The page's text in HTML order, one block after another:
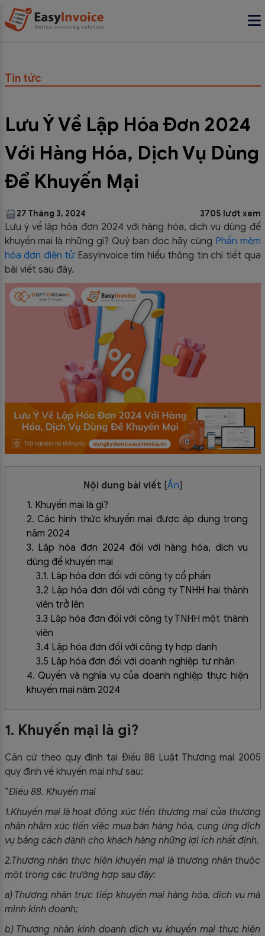
Tin tức
Lưu Ý Về Lập Hóa Đơn 2024
Với Hàng Hóa, Dịch Vụ Dùng
Để Khuyến Mại
27 Tháng 3, 2024 3705 lượt xem
Lưu ý về lập hóa đơn 2024 với hàng hóa, dịch vụ dùng để
khuyến mại là những gì? Quý bạn đọc hãy cùng Phần mèm
hóa đơn điện tử EasyInvoice tìm hiểu thông tin chi tiết qua
bài viết sau đây.
Nội dung bài viết [Ẩn]
1. Khuyến mại là gì?
2. Các hình thức khuyến mại được áp dụng trong
năm 2024
3. Lập hóa đơn 2024 đối với hàng hóa, dịch vụ
dùng để khuyến mại
3.1. Lập hóa đơn đối với công ty cổ phần
3.2 Lập hóa đơn đối với công ty TNHH hai thành
viên trở lên
3.3 Lập hóa đơn đối với công ty TNHH một thành
viên
3.4 Lập hóa đơn đối với công ty hợp danh
3.5 Lập hóa đơn đối với doanh nghiệp tư nhân
4. Quyền và nghĩa vụ của doanh nghiệp thực hiện
khuyến mại năm 2024
1. Khuyến mại là gì?
Căn cứ theo quy định tại Điều 88 Luật Thương mại 2005
quy định về khuyến mại như sau:
“Điều 88. Khuyến mại
1.Khuyến mại là hoạt động xúc tiến thương mại của thương
nhân nhằm xúc tiến việc mua bán hàng hóa, cung ứng dịch
vụ bằng cách dành cho khách hàng những lợi ích nhất định.
2.Thương nhân thực hiện khuyến mại là thương nhân thuộc
một trong các trường hợp sau đây:
a) Thương nhân trực tiếp khuyến mại hàng hóa, dịch vụ mà
mình kinh doanh;
b) Thương nhân kinh doanh dịch vụ khuyến mại thực hiện